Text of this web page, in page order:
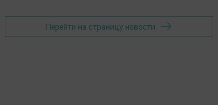
Перейти на страницу новости